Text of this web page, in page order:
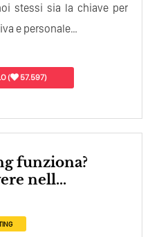
stessi sia la chiave per
e personale…
( 57.597)
nell...